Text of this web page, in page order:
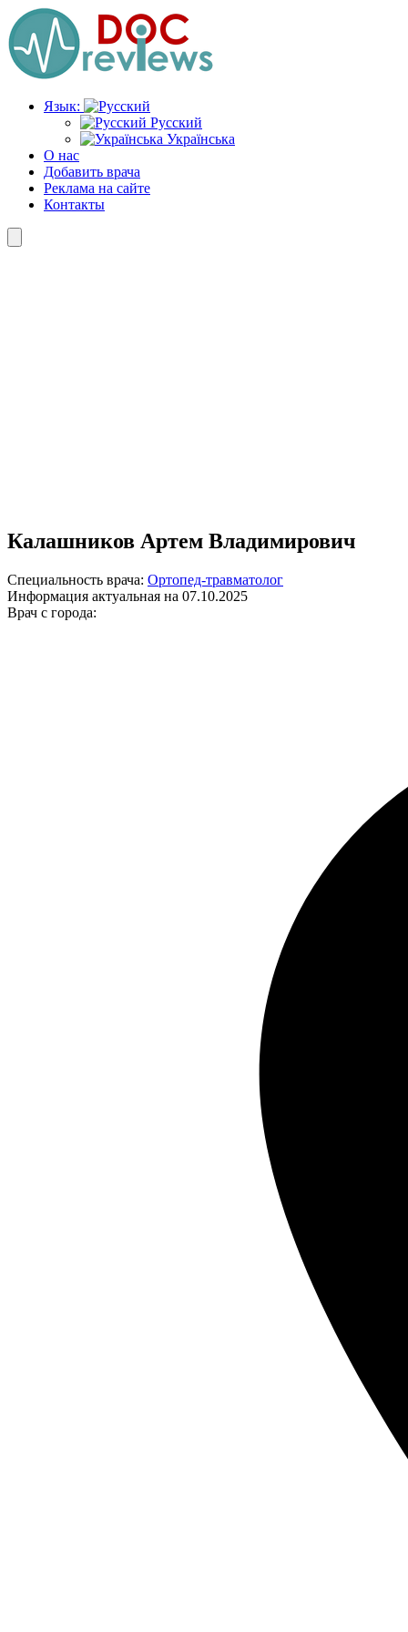
Перейти
к
содержимому
Язык:
Русский
Українська
О нас
Добавить врача
Реклама на сайте
Контакты
Калашников Артем Владимирович
Специальность врача: Ортопед-травматолог
Информация актуальная на 07.10.2025
Врач с города: